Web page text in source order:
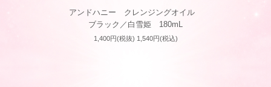
アンドハニー クレンジングオイル
ブラック／白雪姫 180mL
1,400円(税抜) 1,540円(税込)